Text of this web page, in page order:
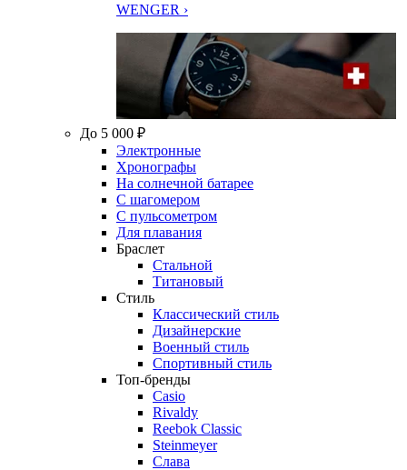
WENGER ›
До 5 000 ₽
Электронные
Хронографы
На солнечной батарее
С шагомером
С пульсометром
Для плавания
Браслет
Стальной
Титановый
Стиль
Классический стиль
Дизайнерские
Военный стиль
Спортивный стиль
Топ-бренды
Casio
Rivaldy
Reebok Classic
Steinmeyer
Слава